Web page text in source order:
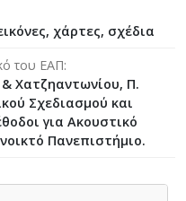
χάρτες, σχέδια
του ΕΑΠ
Χατζηαντωνίου, Π.
Σχεδιασμού και
για Ακουστικό
Πανεπιστήμιο.